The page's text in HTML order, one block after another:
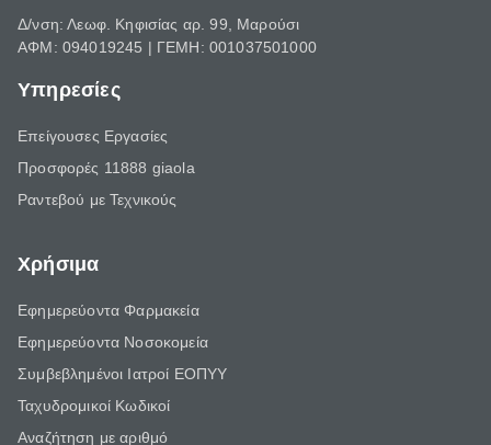
Δ/νση: Λεωφ. Κηφισίας αρ. 99, Μαρούσι
ΑΦΜ: 094019245 | ΓΕΜΗ: 001037501000
Υπηρεσίες
Επείγουσες Εργασίες
Προσφορές 11888 giaola
Ραντεβού με Τεχνικούς
Χρήσιμα
Εφημερεύοντα Φαρμακεία
Εφημερεύοντα Νοσοκομεία
Συμβεβλημένοι Ιατροί ΕΟΠΥΥ
Ταχυδρομικοί Κωδικοί
Αναζήτηση με αριθμό